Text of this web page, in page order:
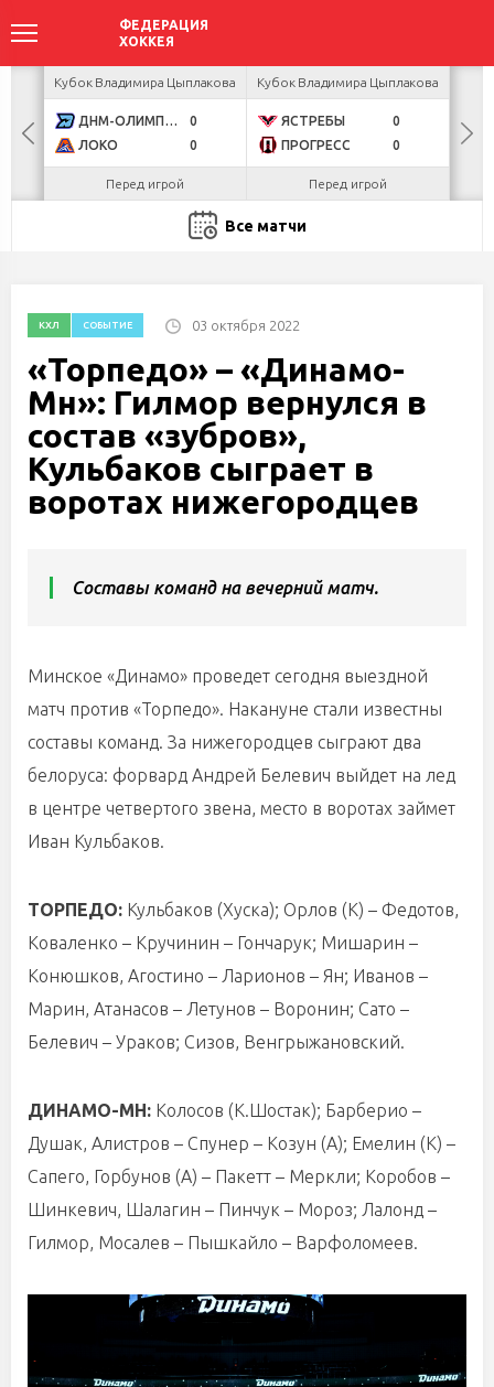
Кубок Владимира Цыплакова
ДНМ-ОЛИМПИК
0
ЛОКО
0
Перед игрой
Кубок Владимира Цыплакова
ЯСТРЕБЫ
0
ПРОГРЕСС
0
Перед игрой
Все матчи
КХЛ СОБЫТИЕ 03 октября 2022
«Торпедо» – «Динамо-
Мн»: Гилмор вернулся в
состав «зубров»,
Кульбаков сыграет в
воротах нижегородцев
Составы команд на вечерний матч.
Минское «Динамо» проведет сегодня выездной
матч против «Торпедо». Накануне стали известны
составы команд. За нижегородцев сыграют два
белоруса: форвард Андрей Белевич выйдет на лед
в центре четвертого звена, место в воротах займет
Иван Кульбаков.
ТОРПЕДО: Кульбаков (Хуска); Орлов (К) – Федотов,
Коваленко – Кручинин – Гончарук; Мишарин –
Конюшков, Агостино – Ларионов – Ян; Иванов –
Марин, Атанасов – Летунов – Воронин; Сато –
Белевич – Ураков; Сизов, Венгрыжановский.
ДИНАМО-МН: Колосов (К.Шостак); Барберио –
Душак, Алистров – Спунер – Козун (А); Емелин (К) –
Сапего, Горбунов (А) – Пакетт – Меркли; Коробов –
Шинкевич, Шалагин – Пинчук – Мороз; Лалонд –
Гилмор, Мосалев – Пышкайло – Варфоломеев.